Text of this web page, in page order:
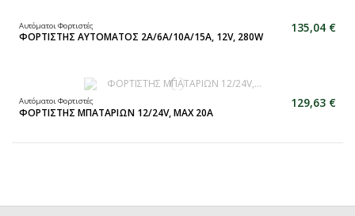
Αυτόματοι Φορτιστές
ΦΟΡΤΙΣΤΗΣ ΑΥΤΟΜΑΤΟΣ 2A/6A/10A/15A, 12V, 280W
135,04 €
Αυτόματοι Φορτιστές
ΦΟΡΤΙΣΤΗΣ ΜΠΑΤΑΡΙΩΝ 12/24V, MAX 20A
129,63 €